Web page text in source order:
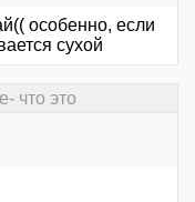
особенно, если
сухой
что это